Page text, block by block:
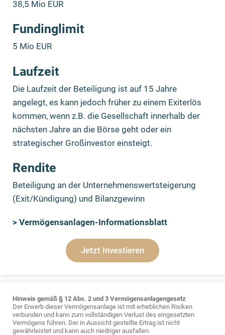
38,5 Mio EUR
Fundinglimit
5 Mio EUR
Laufzeit
Die Laufzeit der Beteiligung ist auf 15 Jahre
angelegt, es kann jedoch früher zu einem Exiterlös
kommen, wenn z.B. die Gesellschaft innerhalb der
nächsten Jahre an die Börse geht oder ein
strategischer Großinvestor einsteigt.
Rendite
Beteiligung an der Unternehmenswertsteigerung
(Exit/Kündigung) und Bilanzgewinn
> Vermögensanlagen-Informationsblatt
Jetzt Investieren
Hinweis gemäß § 12 Abs. 2 und 3 Vermögensanlagengesetz
Der Erwerb dieser Vermögensanlage ist mit erheblichen Risiken
verbunden und kann zum vollständigen Verlust des eingesetzten
Vermögens führen. Der in Aussicht gestellte Ertrag ist nicht
gewährleistet und kann auch niedriger ausfallen.